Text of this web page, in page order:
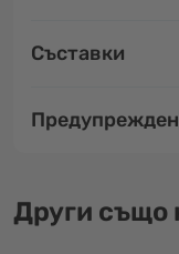
Съставки
Други също